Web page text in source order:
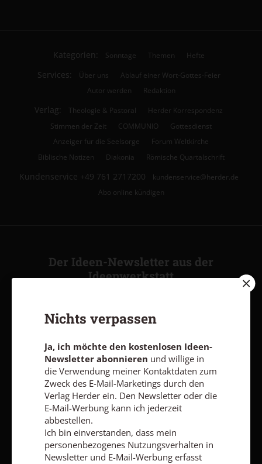
Kategorien: Sonntage Themen Hefte
Services: Über uns
Ablauf einer Wort-Gottes-Feier
Autor werden
Redaktion
Verlag: Theologie & Pastoral
Herder Korrespondenz
Stimmen der Zeit
COMMUNIO
Gottesdienst
Anzeiger für die Seelsorge
Forum Weltkirche
Biblische Notizen
Diakonia Römische Quartalschrift
Kundenservice +49 761 2717200
kundenservice@herder.de
Abo online kündigen
Der Ideen-Newsletter aus der
Ideenwerkstatt
abonnierenund willige in die Verwendung meiner Kontaktdaten
zum Zweck des E-Mail-Marketings durch den Verlag Herder ein.
abbestellen.
Ich bin einverstanden, dass mein personenbezogenes
Nutzungsverhalten in Newsletter und E-Mail-Werbung erfasst
und ausgewertet wird, um die Inhalte besser auf meine
Interessen auszurichten. Über einen Link in Newsletter oder E-
Mail kann ich diese Funktion jederzeit ausschalten.
Weiterführende Informationen finden Sie in unseren
Datenschutzhinweisen
Nichts verpassen
Ja, ich möchte den kostenlosen Ideen-
Newsletter abonnieren und willige in
die Verwendung meiner Kontaktdaten zum
Zweck des E-Mail-Marketings durch den
Verlag Herder ein. Den Newsletter oder die
E-Mail-Werbung kann ich jederzeit
abbestellen.
Ich bin einverstanden, dass mein
personenbezogenes Nutzungsverhalten in
Newsletter und E-Mail-Werbung erfasst